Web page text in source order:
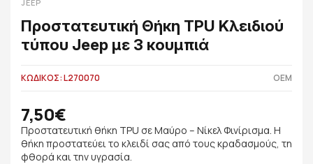
JEEP
Προστατευτική Θήκη TPU Κλειδιού
τύπου Jeep με 3 κουμπιά
ΚΩΔΙΚΟΣ: L270070 OEM
7,50€
Προστατευτική θήκη TPU σε Μαύρο – Νίκελ Φινίρισμα. Η
θήκη προστατεύει το κλειδί σας από τους κραδασμούς, τη
φθορά και την υγρασία.